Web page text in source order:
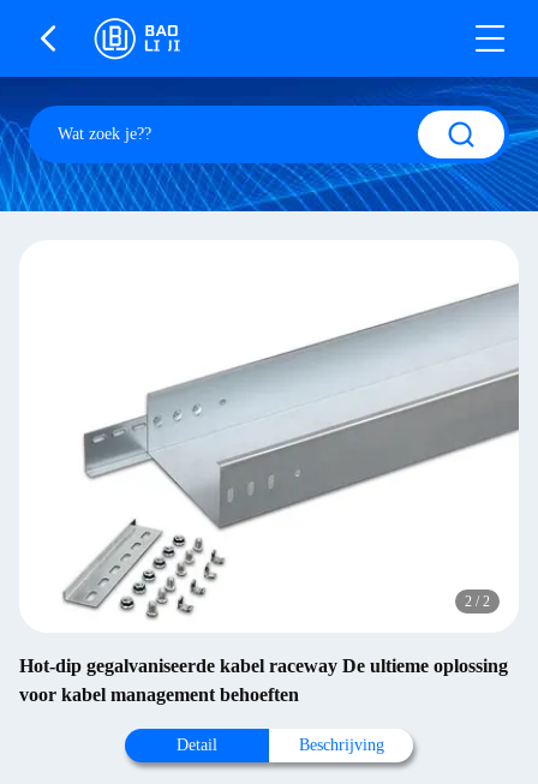
2 / 2
Hot-dip gegalvaniseerde kabel raceway De ultieme oplossing
voor kabel management behoeften
Detail Beschrijving